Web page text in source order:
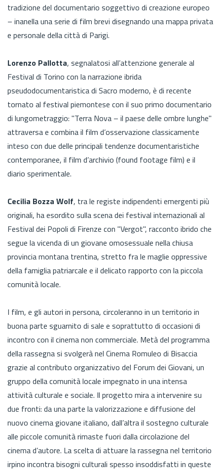
tradizione del documentario soggettivo di creazione europeo
– inanella una serie di film brevi disegnando una mappa privata
e personale della città di Parigi.
Lorenzo Pallotta, segnalatosi all’attenzione generale al
Festival di Torino con la narrazione ibrida
pseudodocumentaristica di Sacro moderno, è di recente
tornato al festival piemontese con il suo primo documentario
di lungometraggio: "Terra Nova – il paese delle ombre lunghe"
attraversa e combina il film d’osservazione classicamente
inteso con due delle principali tendenze documentaristiche
contemporanee, il film d’archivio (found footage film) e il
diario sperimentale.
Cecilia Bozza Wolf, tra le registe indipendenti emergenti più
originali, ha esordito sulla scena dei festival internazionali al
Festival dei Popoli di Firenze con "Vergot", racconto ibrido che
segue la vicenda di un giovane omosessuale nella chiusa
provincia montana trentina, stretto fra le maglie oppressive
della famiglia patriarcale e il delicato rapporto con la piccola
comunità locale.
I film, e gli autori in persona, circoleranno in un territorio in
buona parte sguarnito di sale e soprattutto di occasioni di
incontro con il cinema non commerciale. Metà del programma
della rassegna si svolgerà nel Cinema Romuleo di Bisaccia
grazie al contributo organizzativo del Forum dei Giovani, un
gruppo della comunità locale impegnato in una intensa
attività culturale e sociale. Il progetto mira a intervenire su
due fronti: da una parte la valorizzazione e diffusione del
nuovo cinema giovane italiano, dall’altra il sostegno culturale
alle piccole comunità rimaste fuori dalla circolazione del
cinema d’autore. La scelta di attuare la rassegna nel territorio
irpino incontra bisogni culturali spesso insoddisfatti in queste